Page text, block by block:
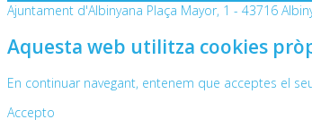
Ajuntament d'Albinyana Plaça Mayor, 1 - 43716
Aquesta web utilitza cookies
En continuar navegant, entenem que acceptes el
Accepto